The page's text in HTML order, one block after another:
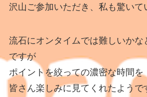
沢山ご参加いただき、私も驚いて
流石にオンタイムでは難しいかな
ですが
ポイントを絞っての濃密な時間を
皆さん楽しみに見てくれたようで